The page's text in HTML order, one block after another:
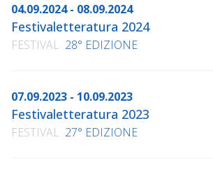
04.09.2024 - 08.09.2024
Festivaletteratura 2024
FESTIVAL 28° EDIZIONE
07.09.2023 - 10.09.2023
Festivaletteratura 2023
FESTIVAL 27° EDIZIONE